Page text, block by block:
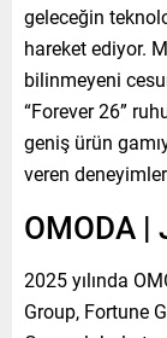
geleceğin
hareket ediyor.
bilinmeyeni
“Forever 26”
geniş ürün
veren
OMODA |
2025 yılında
Group, Fortune